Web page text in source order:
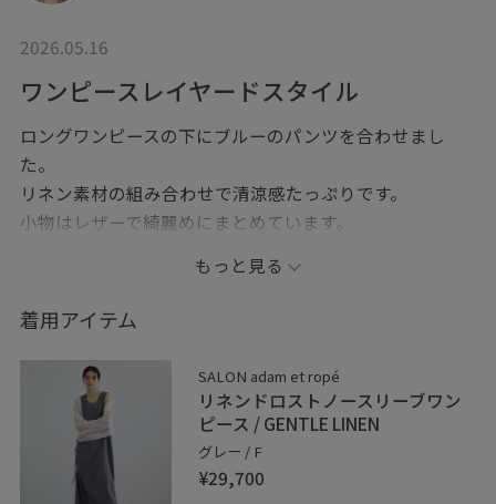
2026.05.16
ワンピースレイヤードスタイル
ロングワンピースの下にブルーのパンツを合わせまし
た。
リネン素材の組み合わせで清涼感たっぷりです。
小物はレザーで綺麗めにまとめています。
※撮影場所やライティング、お使いのモニター環境によ
って色の見え方が異なる場合がございます。
※商品のカラーは詳細画像の色味をご参照ください。
公式Instagramも始めました《@salonadametrope_en》
お店のことやスタイリングだけでなく、好きなことを載
せています。ぜひチェックしてください！
もっと見る
着用アイテム
SALON adam et ropé
リネンドロストノースリーブワン
ピース / GENTLE LINEN
グレー / F
¥29,700